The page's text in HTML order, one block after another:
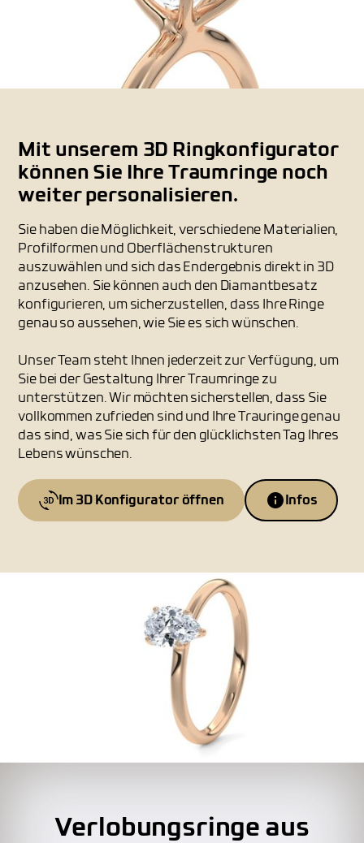
Mit unserem 3D Ringkonfigurator
können Sie Ihre Traumringe noch
weiter personalisieren.
Sie haben die Möglichkeit, verschiedene Materialien,
Profilformen und Oberflächenstrukturen
auszuwählen und sich das Endergebnis direkt in 3D
anzusehen. Sie können auch den Diamantbesatz
konfigurieren, um sicherzustellen, dass Ihre Ringe
genau so aussehen, wie Sie es sich wünschen.
Unser Team steht Ihnen jederzeit zur Verfügung, um
Sie bei der Gestaltung Ihrer Traumringe zu
unterstützen. Wir möchten sicherstellen, dass Sie
vollkommen zufrieden sind und Ihre Trauringe genau
das sind, was Sie sich für den glücklichsten Tag Ihres
Lebens wünschen.
Im 3D Konfigurator öffnen Infos
Verlobungsringe aus